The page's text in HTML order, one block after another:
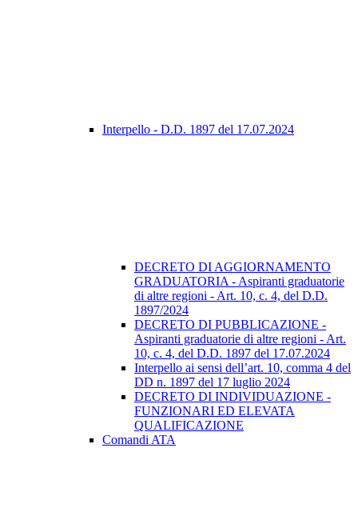
Interpello - D.D. 1897 del 17.07.2024
DECRETO DI AGGIORNAMENTO
GRADUATORIA - Aspiranti graduatorie
di altre regioni - Art. 10, c. 4, del D.D.
1897/2024
DECRETO DI PUBBLICAZIONE -
Aspiranti graduatorie di altre regioni - Art.
10, c. 4, del D.D. 1897 del 17.07.2024
Interpello ai sensi dell’art. 10, comma 4 del
DD n. 1897 del 17 luglio 2024
DECRETO DI INDIVIDUAZIONE -
FUNZIONARI ED ELEVATA
QUALIFICAZIONE
Comandi ATA